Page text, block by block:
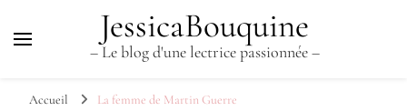
JessicaBouquine
– Le blog d'une lectrice passionnée –
Accueil La femme de Martin Guerre